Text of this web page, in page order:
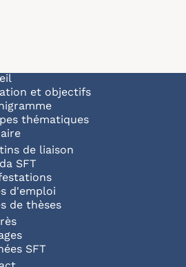
principale
et objectifs
thématiques
de liaison
SFT
d'emploi
de thèses
SFT